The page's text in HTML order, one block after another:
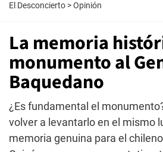
El Desconcierto >Opinión
La memoria
monumento al
Baquedano
¿Es fundamental el
volver a levantarlo en el mismo
memoria genuina para el